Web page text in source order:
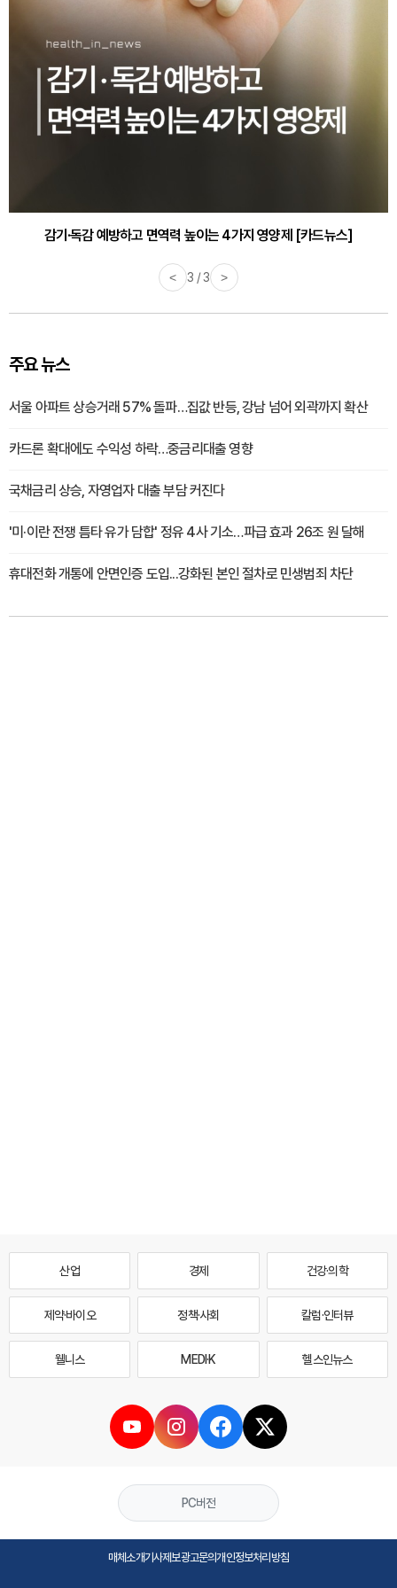
감기·독감 예방하고 면역력 높이는 4가지 영양제 [카드뉴스]
< 3 / 3 >
주요 뉴스
서울 아파트 상승거래 57% 돌파…집값 반등, 강남 넘어 외곽까지 확산
카드론 확대에도 수익성 하락…중금리대출 영향
국채금리 상승, 자영업자 대출 부담 커진다
'미·이란 전쟁 틈타 유가 담합' 정유 4사 기소…파급 효과 26조 원 달해
휴대전화 개통에 안면인증 도입...강화된 본인 절차로 민생범죄 차단
산업 경제 건강·의학
제약·바이오 정책·사회 칼럼·인터뷰
웰니스 MEDI·K 헬스인뉴스
PC버전
매체소개기사제보광고문의개인정보처리방침